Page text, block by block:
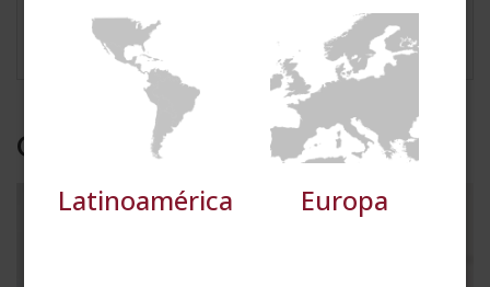
educativo.
Otras titulaciones
Latinoamérica Europa
Cookies de
preferencias
Cookies de
funcionalidad
Cookies no clasificadas